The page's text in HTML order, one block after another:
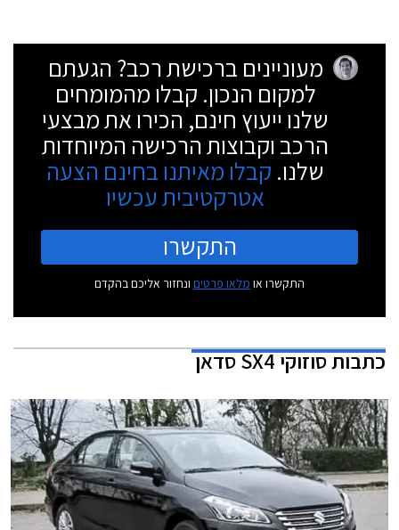
מעוניינים ברכישת רכב? הגעתם
למקום הנכון. קבלו מהמומחים
שלנו ייעוץ חינם, הכירו את מבצעי
הרכב וקבוצות הרכישה המיוחדות
שלנו. קבלו מאיתנו בחינם הצעה
אטרקטיבית עכשיו
התקשרו
התקשרו או מלאו פרטים ונחזור אליכם בהקדם
כתבותסוזוקי SX4 סדאן